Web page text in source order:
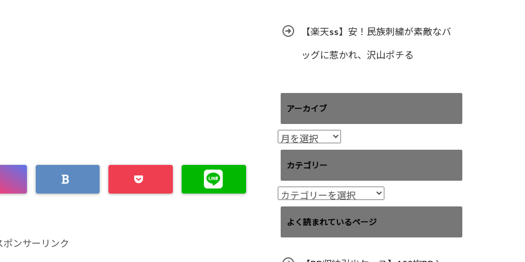
ポンサーリンク
【楽天ss】安！民族刺繍が素敵なバ
ッグに惹かれ、沢山ポチる
アーカイブ
ア
ー
イ
ブ
カテゴリー
カ
テ
リ
よく読まれているページ